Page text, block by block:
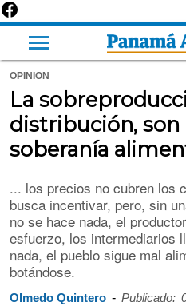
OPINION
La
distribución, son
soberanía
... los precios no cubren los
busca incentivar, pero, sin
no se hace nada, el
esfuerzo, los intermediarios
nada, el pueblo sigue mal
botándose.
Olmedo Quintero - Publicado: